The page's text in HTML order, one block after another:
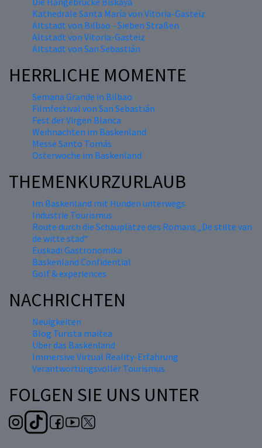
Kathedrale Santa María von Vitoria-Gasteiz
Altstadt von Bilbao - Sieben Straßen
Altstadt von Vitoria-Gasteiz
Altstadt von San Sebastián
HERRLICHE MOMENTE
Semana Grande in Bilbao
Filmfestival von San Sebastián
Fest der Virgen Blanca
Weihnachten im Baskenland
Messe Santo Tomás
Osterwoche im Baskenland
THEMENKURZURLAUB
Im Baskenland mit Hunden unterwegs
Industrie Tourismus
Route durch die Schauplätze des Romans „De stilte van
de witte stad“
Euskadi Gastronomika
Baskenland Confidential
Golf & experiences
NACHRICHTEN
Neuigkeiten
Blog Turista maitea
Über das Baskenland
Immersive Virtual Reality-Erfahrung
Verantwortungsvoller Tourismus
FOLGEN SIE UNS UNTER